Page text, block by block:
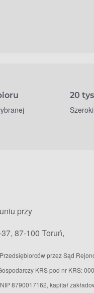
20
przy
87-100 Toruń,
przez Sąd
KRS pod nr KRS:
8790017162, kapitał